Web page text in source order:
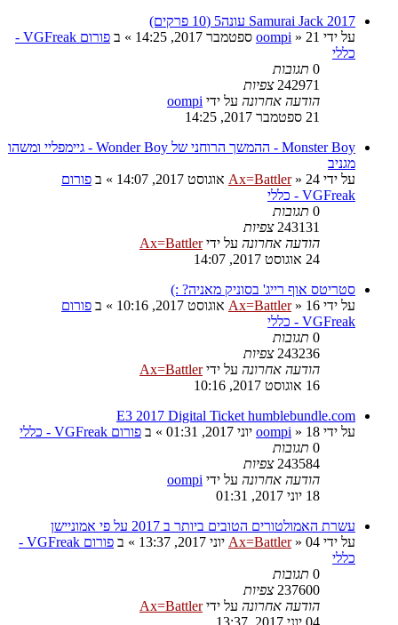
Samurai Jack 2017 עונה5 (10 פרקים)
על ידי
oompi » 21 ספטמבר 2017, 14:25 » ב
פורום VGFreak -
כללי
0 תגובות
242971 צפיות
הודעה אחרונה על ידי oompi
21 ספטמבר 2017, 14:25
Monster Boy - ההמשך הרוחני של Wonder Boy - גיימפליי ומשהו
מגניב
על ידי
Ax=Battler» 24 אוגוסט 2017, 14:07 » ב פורום
VGFreak - כללי
0 תגובות
243131 צפיות
הודעה אחרונה על ידיAx=Battler
24 אוגוסט 2017, 14:07
סטריטס אוף רייג' בסוניק מאניה? :)
על ידי
Ax=Battler» 16 אוגוסט 2017, 10:16 » ב פורום
VGFreak - כללי
0 תגובות
243236 צפיות
הודעה אחרונה על ידיAx=Battler
16 אוגוסט 2017, 10:16
E3 2017 Digital Ticket humblebundle.com
על ידי
oompi » 18 יוני 2017, 01:31 » ב פורום VGFreak - כללי
0 תגובות
243584 צפיות
הודעה אחרונה על ידי oompi
18 יוני 2017, 01:31
עשרת האמולטורים הטובים ביותר ב 2017 על פי אמוניישן
על ידי
Ax=Battler» 04 יוני 2017, 13:37 » ב
פורום VGFreak -
כללי
0 תגובות
237600 צפיות
הודעה אחרונה על ידיAx=Battler